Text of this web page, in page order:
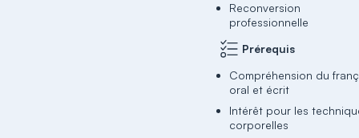
Reconversion
professionnelle
Prérequis
Compréhension du
oral et écrit
Intérêt pour les
corporelles